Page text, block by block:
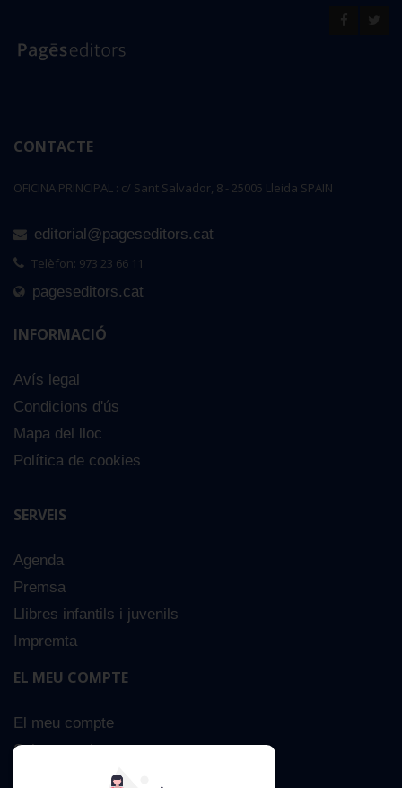
CONTACTE
OFICINA PRINCIPAL : c/ Sant Salvador, 8 - 25005 Lleida SPAIN
editorial@pageseditors.cat
Telèfon: 973 23 66 11
pageseditors.cat
INFORMACIÓ
Avís legal
Condicions d'ús
Mapa del lloc
Política de cookies
SERVEIS
Agenda
Premsa
Llibres infantils i juvenils
Impremta
EL MEU COMPTE
El meu compte
Sobre nosaltres
Cerca Avançada